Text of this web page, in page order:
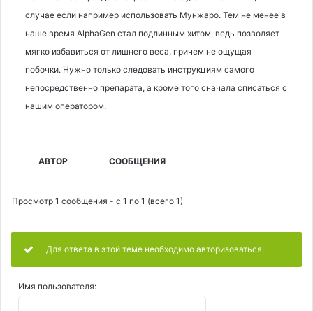
случае если например использовать Мунжаро. Тем не менее в
наше время AlphaGen стал подлинным хитом, ведь позволяет
мягко избавиться от лишнего веса, причем не ощущая
побочки. Нужно только следовать инструкциям самого
непосредственно препарата, а кроме того сначала списаться с
нашим оператором.
АВТОР СООБЩЕНИЯ
Просмотр 1 сообщения - с 1 по 1 (всего 1)
Для ответа в этой теме необходимо авторизоваться.
Имя пользователя: